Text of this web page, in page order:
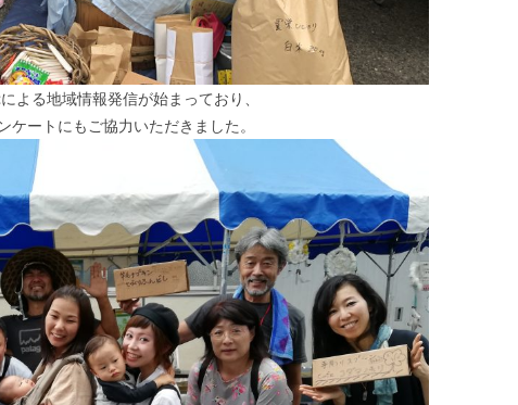
よる地域情報発信が始まっており、
ートにもご協力いただきました。